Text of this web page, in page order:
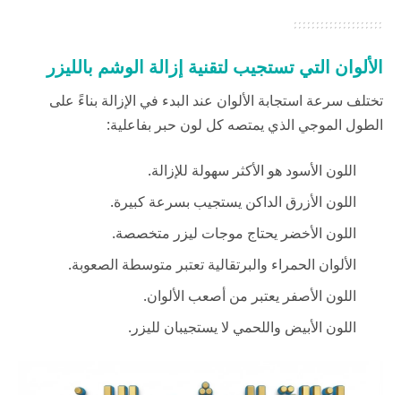
الألوان التي تستجيب لتقنية إزالة الوشم بالليزر
تختلف سرعة استجابة الألوان عند البدء في الإزالة بناءً على
الطول الموجي الذي يمتصه كل لون حبر بفاعلية:
اللون الأسود هو الأكثر سهولة للإزالة.
اللون الأزرق الداكن يستجيب بسرعة كبيرة.
اللون الأخضر يحتاج موجات ليزر متخصصة.
الألوان الحمراء والبرتقالية تعتبر متوسطة الصعوبة.
اللون الأصفر يعتبر من أصعب الألوان.
اللون الأبيض واللحمي لا يستجيبان لليزر.